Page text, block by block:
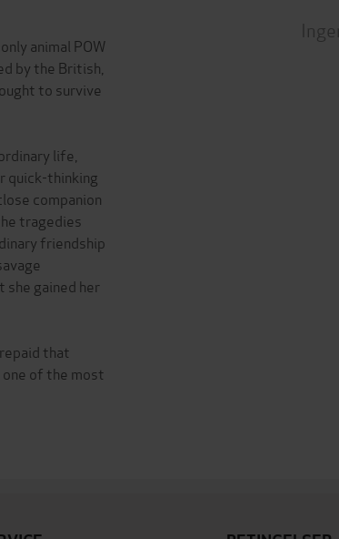
animal POW
by the British,
to survive
life,
quick-thinking
companion
tragedies
friendship
she gained her
that
of the most